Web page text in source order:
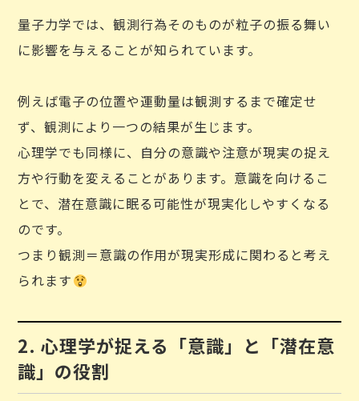
量子力学では、観測行為そのものが粒子の振る舞い
に影響を与えることが知られています。
例えば電子の位置や運動量は観測するまで確定せ
ず、観測により一つの結果が生じます。
心理学でも同様に、自分の意識や注意が現実の捉え
方や行動を変えることがあります。意識を向けるこ
とで、潜在意識に眠る可能性が現実化しやすくなる
のです。
つまり観測＝意識の作用が現実形成に関わると考え
られます
2. 心理学が捉える「意識」と「潜在意
識」の役割